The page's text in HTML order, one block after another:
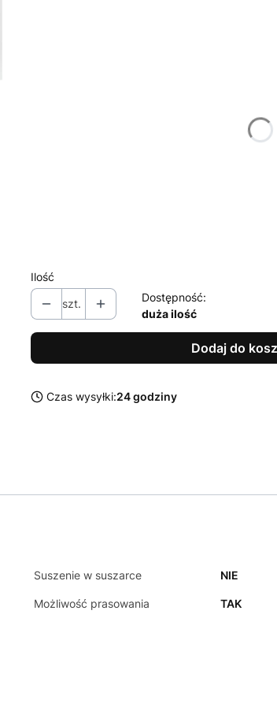
Ilość
szt.
Dostępność:
duża ilość
Dodaj do
Czas wysyłki:24 godziny
Suszenie w suszarce NIE
Możliwość prasowania TAK